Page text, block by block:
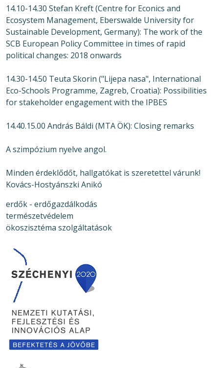
14.10-14.30 Stefan Kreft (Centre for Econics and
Ecosystem Management, Eberswalde University for
Sustainable Development, Germany): The work of the
SCB European Policy Committee in times of rapid
political changes: 2018 onwards
14.30-14.50 Teuta Skorin ("Lijepa nasa", International
Eco-Schools Programme, Zagreb, Croatia): Possibilities
for stakeholder engagement with the IPBES
14.40.15.00 András Báldi (MTA ÖK): Closing remarks
A szimpózium nyelve angol.
Minden érdeklődőt, hallgatókat is szeretettel várunk!
Kovács-Hostyánszki Anikó
erdők - erdőgazdálkodás
természetvédelem
ökoszisztéma szolgáltatások